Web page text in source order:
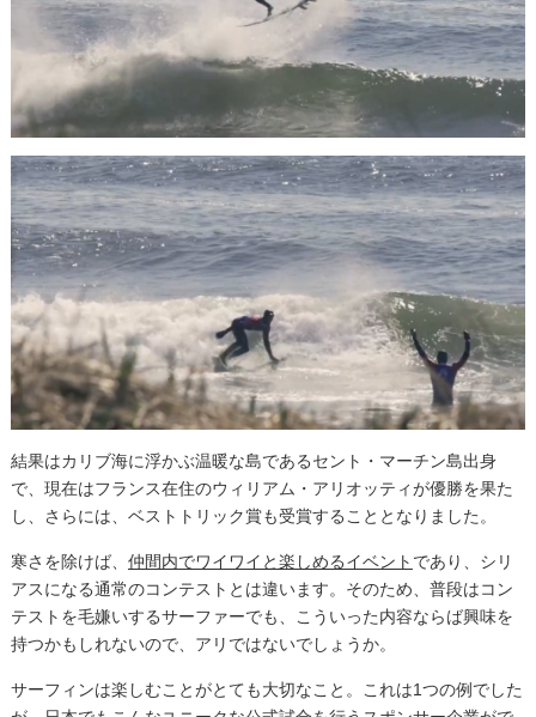
結果はカリブ海に浮かぶ温暖な島であるセント・マーチン島出身
で、現在はフランス在住のウィリアム・アリオッティが優勝を果た
し、さらには、ベストトリック賞も受賞することとなりました。
寒さを除けば、 仲間内でワイワイと楽しめるイベント であり、シリ
アスになる通常のコンテストとは違います。そのため、普段はコン
テストを毛嫌いするサーファーでも、こういった内容ならば興味を
持つかもしれないので、アリではないでしょうか。
サーフィンは楽しむことがとても大切なこと。これは1つの例でした